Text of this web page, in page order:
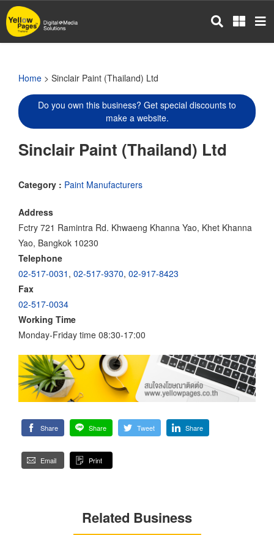
Skip
to
main
Home > Sinclair Paint (Thailand) Ltd
Do you own this business? Get special discounts to
make a website.
Sinclair Paint (Thailand) Ltd
Category : Paint Manufacturers
Address
Fctry 721 Ramintra Rd. Khwaeng Khanna Yao, Khet Khanna
Yao, Bangkok 10230
Telephone
02-517-0031 , 02-517-9370, 02-917-8423
Fax
02-517-0034
Working Time
Monday-Friday time 08:30-17:00
Share Share Tweet Share
Email Print
Related Business